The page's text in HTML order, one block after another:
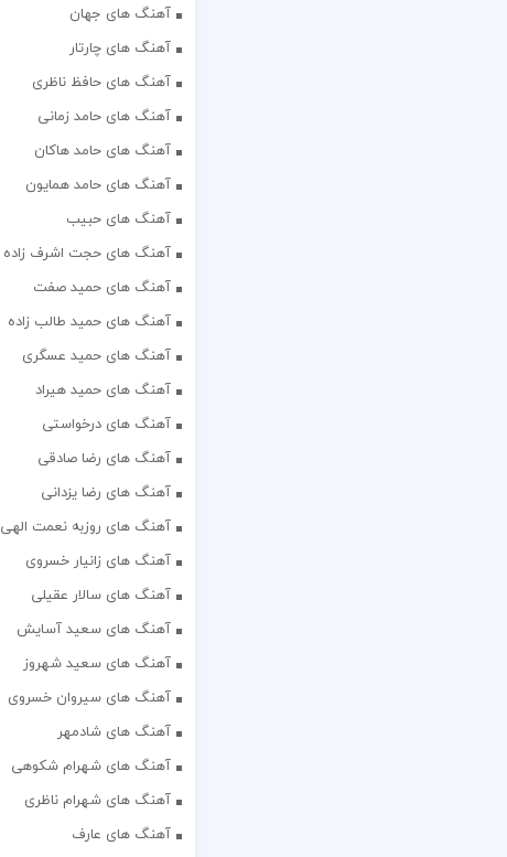
آهنگ های جهان
آهنگ های چارتار
آهنگ های حافظ ناظری
آهنگ های حامد زمانی
آهنگ های حامد هاکان
آهنگ های حامد همایون
آهنگ های حبیب
آهنگ های حجت اشرف زاده
آهنگ های حمید صفت
آهنگ های حمید طالب زاده
آهنگ های حمید عسگری
آهنگ های حمید هیراد
آهنگ های درخواستی
آهنگ های رضا صادقی
آهنگ های رضا یزدانی
آهنگ های روزبه نعمت الهی
آهنگ های زانیار خسروی
آهنگ های سالار عقیلی
آهنگ های سعید آسایش
آهنگ های سعید شهروز
آهنگ های سیروان خسروی
آهنگ های شادمهر
آهنگ های شهرام شکوهی
آهنگ های شهرام ناظری
آهنگ های عارف